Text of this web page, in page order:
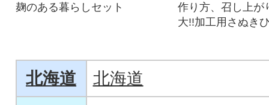
麹のある暮らしセット
作り方、召し上が
大!!加工用さぬき
北海道 北海道